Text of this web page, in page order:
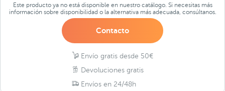
Este producto ya no está disponible en nuestro catálogo. Si necesitas más
información sobre disponibilidad o la alternativa más adecuada, consúltanos.
Contacto
Envío gratis desde 50€
Devoluciones gratis
Envíos en 24/48h